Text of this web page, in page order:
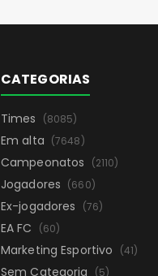
CATEGORIAS
Times (8085)
Em alta (7648)
Campeonatos (2110)
Jogadores (660)
Ex-jogadores (76)
EA FC (60)
Marketing Esportivo (41)
Sem Categoria (5)